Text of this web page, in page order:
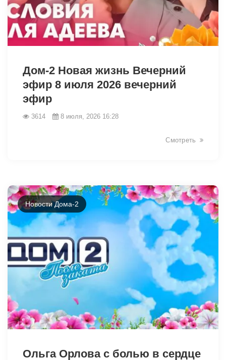
Дом-2 Новая жизнь Вечерний
эфир 8 июля 2026 вечерний
эфир
3614 8 июля, 2026 16:28
Смотреть
Новости Дома-2
Ольга Орлова с болью в сердце